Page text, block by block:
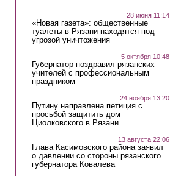
28 июня 11:14
«Новая газета»: общественные
туалеты в Рязани находятся под
угрозой уничтожения
5 октября 10:48
Губернатор поздравил рязанских
учителей с профессиональным
праздником
24 ноября 13:20
Путину направлена петиция с
просьбой защитить дом
Циолковского в Рязани
13 августа 22:06
Глава Касимовского района заявил
о давлении со стороны рязанского
губернатора Ковалева